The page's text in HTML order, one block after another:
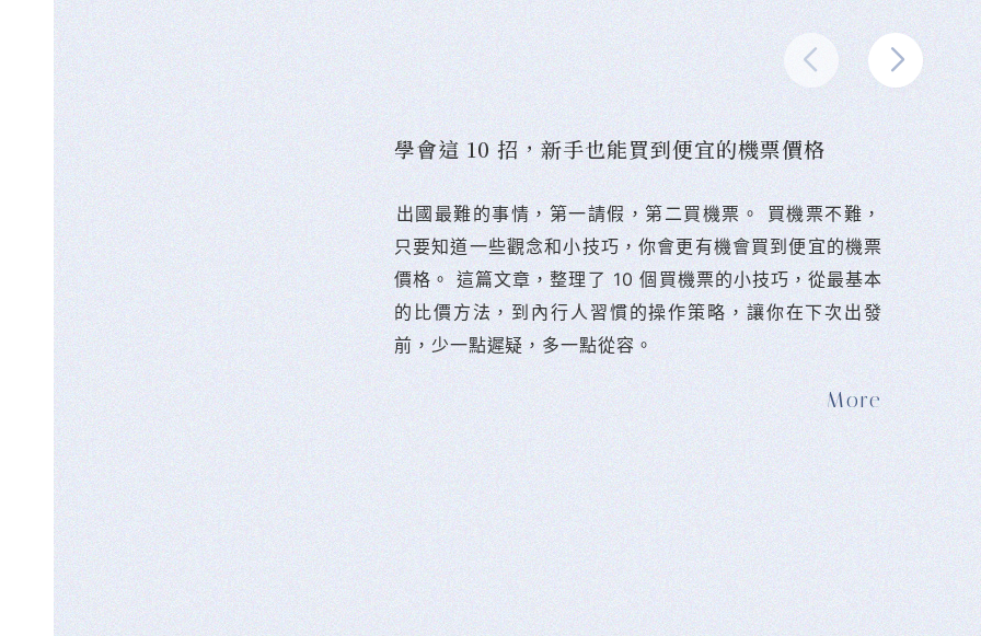
學會這 10 招，新手也能買到便宜的機票價格
󠀠出國最難的事情，第一請假，第二買機票。 󠀠買機票不難，
只要知道一些觀念和小技巧，你會更有機會買到便宜的機票
價格。 這篇文章，整理了 10 個買機票的小技巧，從最基本
的比價方法，到內行人習慣的操作策略，讓你在下次出發
前，少一點遲疑，多一點從容。